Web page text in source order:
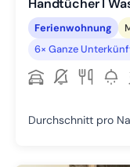
Handtücher I
Ferienwohnung
6× Ganze
Durchschnitt pro